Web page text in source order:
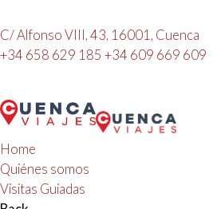
C/ Alfonso VIII, 43, 16001, Cuenca
+34 658 629 185 +34 609 669 609
Home
Quiénes somos
Visitas Guiadas